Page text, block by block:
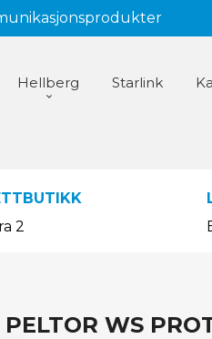
Hellberg Starlink
2
WS